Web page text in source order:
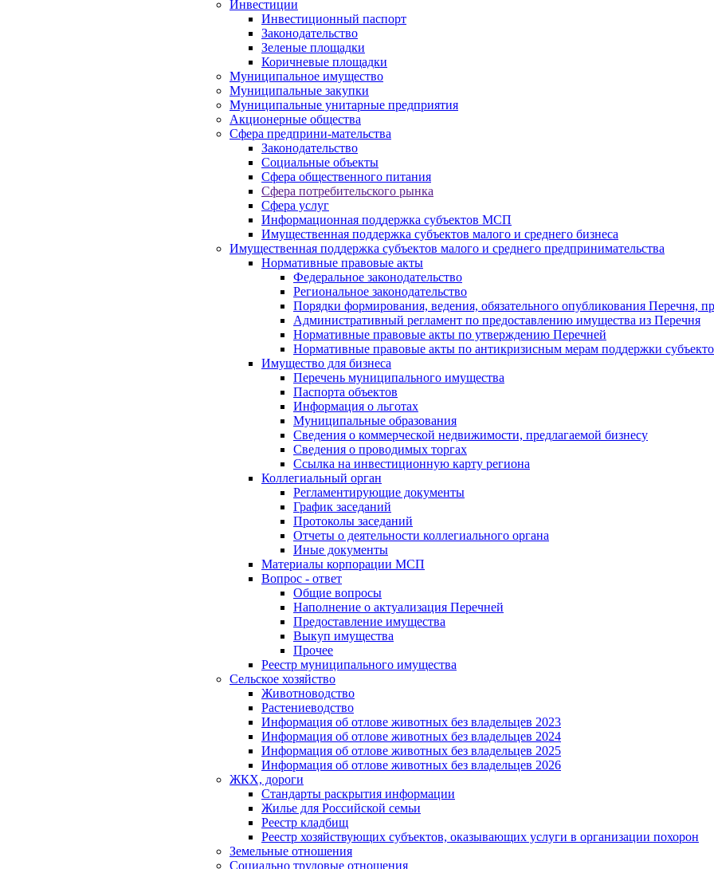
Инвестиции
Инвестиционный паспорт
Законодательство
Зеленые площадки
Коричневые площадки
Муниципальное имущество
Муниципальные закупки
Муниципальные унитарные предприятия
Акционерные общества
Сфера предприни-мательства
Законодательство
Социальные объекты
Сфера общественного питания
Сфера потребительского рынка
Сфера услуг
Информационная поддержка субъектов МСП
Имущественная поддержка субъектов малого и среднего бизнеса
Имущественная поддержка субъектов малого и среднего предпринимательства
Нормативные правовые акты
Федеральное законодательство
Региональное законодательство
Порядки формирования, ведения, обязательного опубликования Перечня,
Административный регламент по предоставлению имущества из Перечня
Нормативные правовые акты по утверждению Перечней
Нормативные правовые акты по антикризисным мерам поддержки
Имущество для бизнеса
Перечень муниципального имущества
Паспорта объектов
Информация о льготах
Муниципальные образования
Сведения о коммерческой недвижимости, предлагаемой бизнесу
Сведения о проводимых торгах
Ссылка на инвестиционную карту региона
Коллегиальный орган
Регламентирующие документы
График заседаний
Протоколы заседаний
Отчеты о деятельности коллегиального органа
Иные документы
Материалы корпорации МСП
Вопрос - ответ
Общие вопросы
Наполнение о актуализация Перечней
Предоставление имущества
Выкуп имущества
Прочее
Реестр муниципального имущества
Сельское хозяйство
Животноводство
Растениеводство
Информация об отлове животных без владельцев 2023
Информация об отлове животных без владельцев 2024
Информация об отлове животных без владельцев 2025
Информация об отлове животных без владельцев 2026
ЖКХ, дороги
Стандарты раскрытия информации
Жилье для Российской семьи
Реестр кладбищ
Реестр хозяйствующих субъектов, оказывающих услуги в организации похорон
Земельные отношения
Социально трудовые отношения